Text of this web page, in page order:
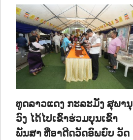
ທູດລາວແດງ ກະລະມັງ ສຸພານຸ
ວົງ ໄດ້ໄປເຂົ້າຮ່ວມບຸນເຂົ້າ
ພັນສາ ທີ່ອາດີດວັດອົພຍົບ ວັດ